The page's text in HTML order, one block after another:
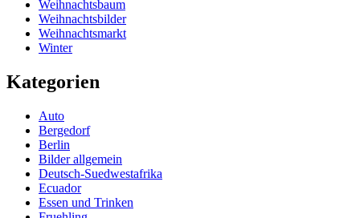
Weihnachtsbaum
Weihnachtsbilder
Weihnachtsmarkt
Winter
Kategorien
Auto
Bergedorf
Berlin
Bilder allgemein
Deutsch-Suedwestafrika
Ecuador
Essen und Trinken